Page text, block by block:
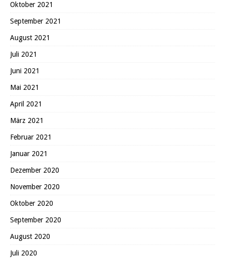
Oktober 2021
September 2021
August 2021
Juli 2021
Juni 2021
Mai 2021
April 2021
März 2021
Februar 2021
Januar 2021
Dezember 2020
November 2020
Oktober 2020
September 2020
August 2020
Juli 2020